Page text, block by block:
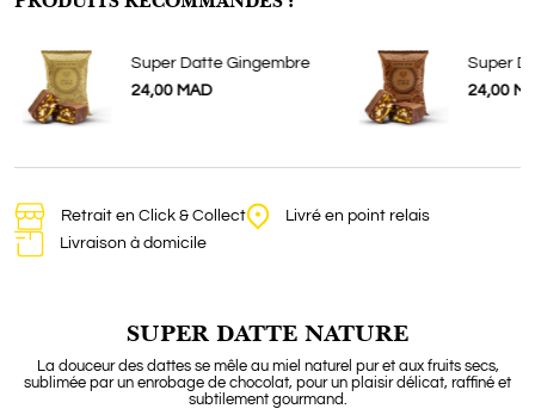
Super Datte Gingembre
24,00 MAD
Super
24,00
Retrait en Click & Collect
Livré en point relais
Livraison à domicile
SUPER DATTE NATURE
La douceur des dattes se mêle au miel naturel pur et aux fruits secs,
sublimée par un enrobage de chocolat, pour un plaisir délicat, raffiné et
subtilement gourmand.